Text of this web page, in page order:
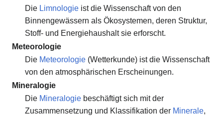
Die Limnologieist die Wissenschaft von den
Binnengewässern als Ökosystemen, deren Struktur,
Stoff- und Energiehaushalt sie erforscht.
Meteorologie
Die Meteorologie(Wetterkunde) ist die Wissenschaft
von den atmosphärischen Erscheinungen.
Mineralogie
Die Mineralogiebeschäftigt sich mit der
Zusammensetzung und Klassifikation der Minerale,